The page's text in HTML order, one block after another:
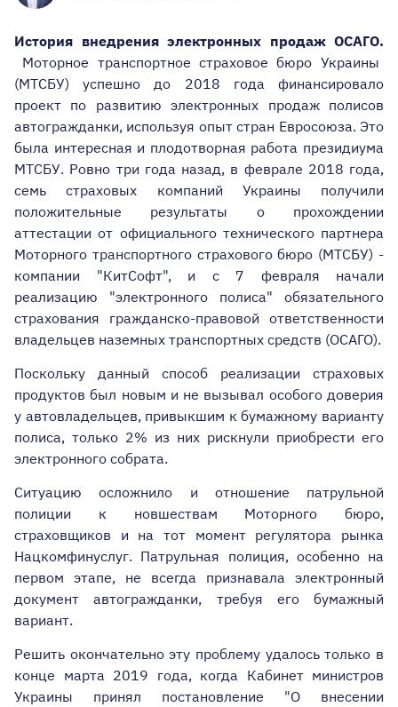
История внедрения электронных продаж ОСАГО.
Моторное транспортное страховое бюро Украины
(МТСБУ) успешно до 2018 года финансировало
проект по развитию электронных продаж полисов
автогражданки, используя опыт стран Евросоюза. Это
была интересная и плодотворная работа президиума
МТСБУ. Ровно три года назад, в феврале 2018 года,
семь страховых компаний Украины получили
положительные результаты о прохождении
аттестации от официального технического партнера
Моторного транспортного страхового бюро (МТСБУ) -
компании "КитСофт", и с 7 февраля начали
реализацию "электронного полиса" обязательного
страхования гражданско-правовой ответственности
владельцев наземных транспортных средств (ОСАГО).
Поскольку данный способ реализации страховых
продуктов был новым и не вызывал особого доверия
у автовладельцев, привыкшим к бумажному варианту
полиса, только 2% из них рискнули приобрести его
электронного собрата.
Ситуацию осложнило и отношение патрульной
полиции к новшествам Моторного бюро,
страховщиков и на тот момент регулятора рынка
Нацкомфинуслуг. Патрульная полиция, особенно на
первом этапе, не всегда признавала электронный
документ автогражданки, требуя его бумажный
вариант.
Решить окончательно эту проблему удалось только в
конце марта 2019 года, когда Кабинет министров
Украины принял постановление "О внесении